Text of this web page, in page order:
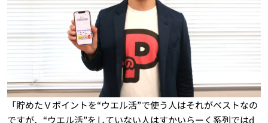
「貯めたＶポイントを“ウエル活”で使う人はそれがベストなの
ですが、“ウエル活”をしていない人はすかいらーく系列ではd